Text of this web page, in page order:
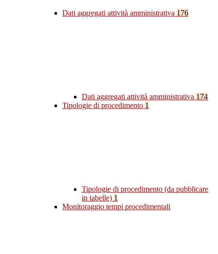
Dati aggregati attività amministrativa 176
Dati aggregati attività amministrativa 174
Tipologie di procedimento 1
Tipologie di procedimento (da pubblicare
in tabelle) 1
Monitoraggio tempi procedimentali